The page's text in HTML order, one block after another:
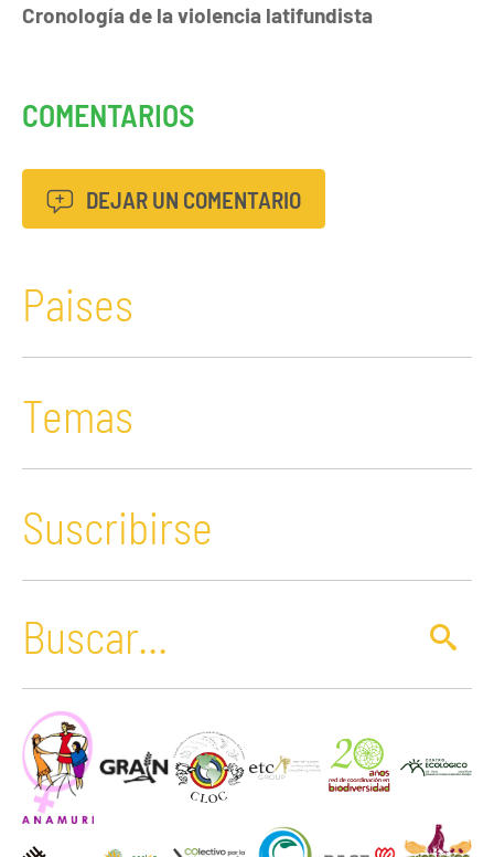
Cronología de la violencia latifundista
COMENTARIOS
DEJAR UN COMENTARIO
Paises
Temas
Suscribirse